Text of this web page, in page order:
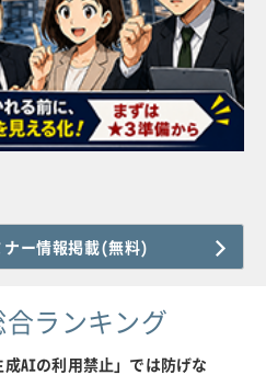
ナー情報掲載(無料)
ランキング
成AIの利用禁止」では防げな